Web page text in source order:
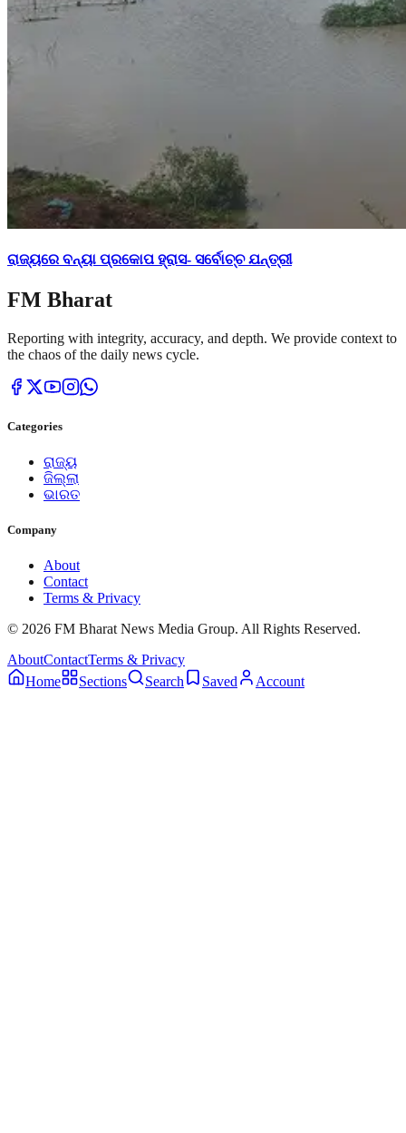
ରାଜ୍ୟରେ ବନ୍ୟା ପ୍ରକୋପ ହ୍ରାସ- ସର୍ବୋଚ୍ଚ ଯନ୍ତ୍ରୀ
FM Bharat
Reporting with integrity, accuracy, and depth. We provide context to
the chaos of the daily news cycle.
Categories
ରାଜ୍ୟ
ଜିଲ୍ଲା
ଭାରତ
Company
About
Contact
Terms & Privacy
© 2026 FM Bharat News Media Group. All Rights Reserved.
AboutContactTerms & Privacy
Home
Sections Search Saved Account